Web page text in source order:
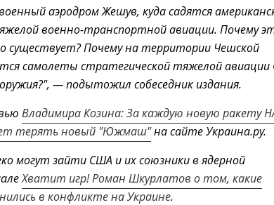
аэродром Жешув, куда садятся
военно-транспортной авиации. Почему
существует? Почему на территории Чешской
самолеты стратегической тяжелой
— подытожил собеседник издания.
Владимира Козина: За каждую новую ракету
терять новый "Южмаш"на сайте Украина.ру.
могут зайти США и их союзники в ядерной
Хватит игр! Роман Шкурлатов о том, какие
в конфликте на Украине.